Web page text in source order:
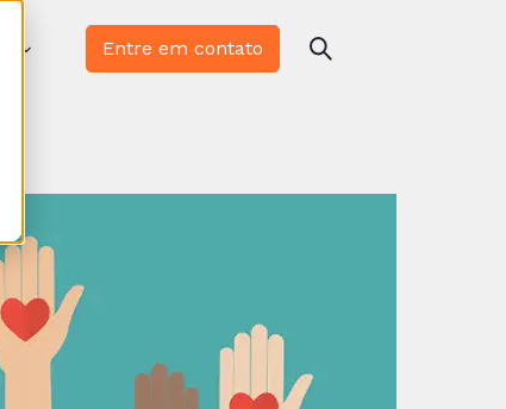
Entre em contato